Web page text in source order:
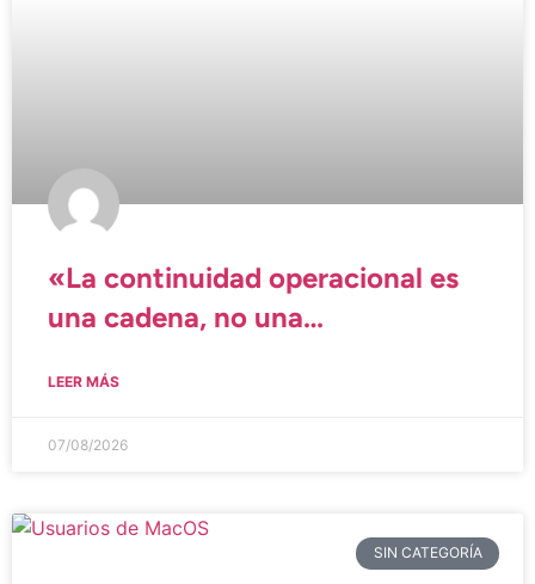
«La continuidad operacional es
una cadena, no una
LEER MÁS
07/08/2026
SIN CATEGORÍA